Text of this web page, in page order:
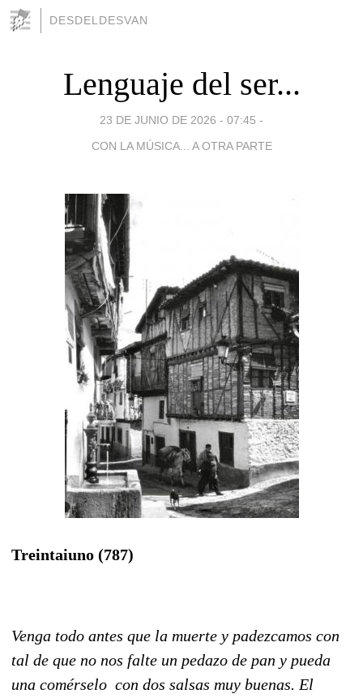
DESDELDESVAN
Lenguaje del ser...
23 DE JUNIO DE 2026 - 07:45 -
CON LA MÚSICA... A OTRA PARTE
Treintaiuno (787)
Venga todo antes que la muerte y padezcamos con
tal de que no nos falte un pedazo de pan y pueda
una comérselo con dos salsas muy buenas. El